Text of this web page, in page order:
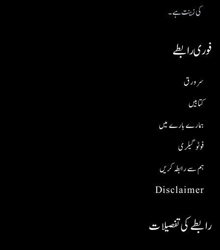
کی زینت ہے۔
فوری رابطے
Disclaimer
ہم سے رابطہ کریں
فوٹو گیلری
ہمارے بارے میں
کتابیں
سر ورق
رابطے کی تفصیلات